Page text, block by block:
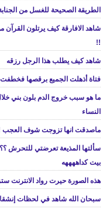
الطريقة الصحيحة للغسل من
شاهد الافارقة كيف يرتلون القرآن
!!
شاهد كيف يطلب هذا الرجل رزقه
فتاة أذهلت الجميع برقصها
النساء
ماصدقت انها تزوجت شوف العجب
سألتها المذيعة تعرضتي للتحرش
بيت كداههههه
هذه الصورة حيرت رواد الانترنت
سبحان الله شاهد في لحظات